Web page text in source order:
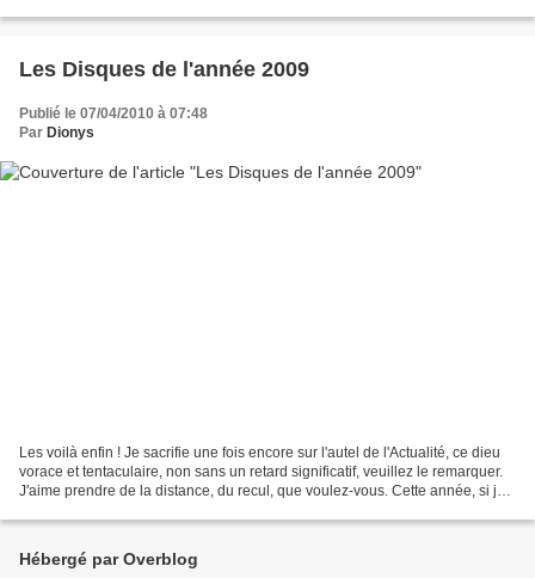
Les Disques de l'année 2009
Publié le 07/04/2010 à 07:48
Par Dionys
Les voilà enfin ! Je sacrifie une fois encore sur l'autel de l'Actualité, ce dieu
vorace et tentaculaire, non sans un retard significatif, veuillez le remarquer.
J'aime prendre de la distance, du recul, que voulez-vous. Cette année, si je
Hébergé par Overblog